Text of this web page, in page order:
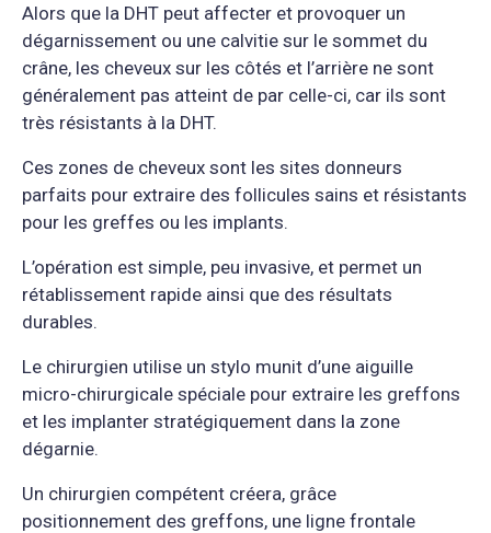
Alors que la DHT peut affecter et provoquer un
dégarnissement ou une calvitie sur le sommet du
crâne, les cheveux sur les côtés et l’arrière ne sont
généralement pas atteint de par celle-ci, car ils sont
très résistants à la DHT.
Ces zones de cheveux sont les sites donneurs
parfaits pour extraire des follicules sains et résistants
pour les greffes ou les implants.
L’opération est simple, peu invasive, et permet un
rétablissement rapide ainsi que des résultats
durables.
Le chirurgien utilise un stylo munit d’une aiguille
micro-chirurgicale spéciale pour extraire les greffons
et les implanter stratégiquement dans la zone
dégarnie.
Un chirurgien compétent créera, grâce
positionnement des greffons, une ligne frontale